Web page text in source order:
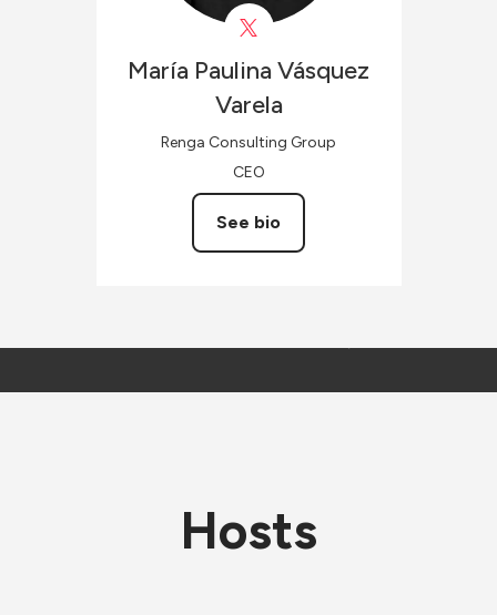
María Paulina Vásquez
Varela
Renga Consulting Group
CEO
See bio
Hosts